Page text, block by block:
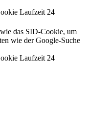
Laufzeit 24
das SID-Cookie, um
wie der Google-Suche
Laufzeit 24